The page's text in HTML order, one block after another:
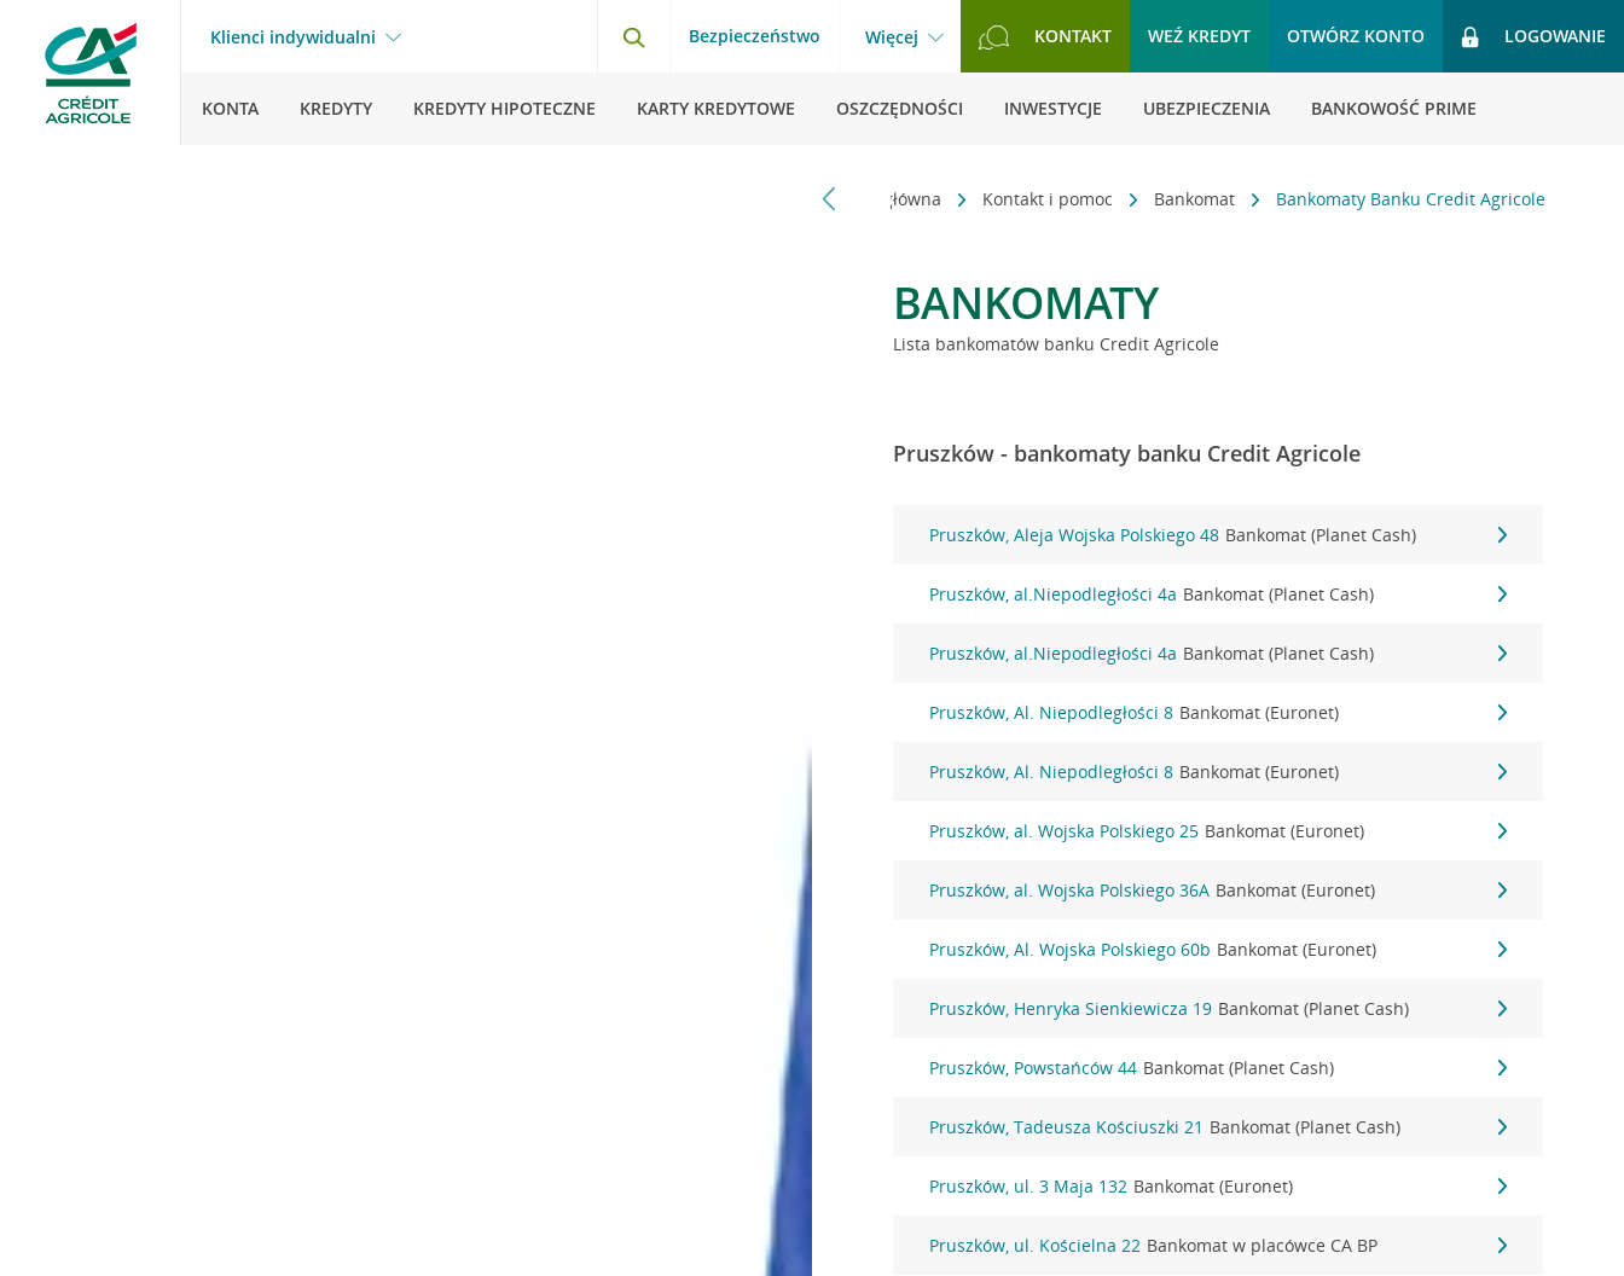
Klienci indywidualni Bezpieczeństwo Więcej KONTAKT WEŹ KREDYT OTWÓRZ KONTO LOGOWANIE
KONTA KREDYTY KREDYTY HIPOTECZNE KARTY KREDYTOWE OSZCZĘDNOŚCI INWESTYCJE UBEZPIECZENIA BANKOWOŚĆ PRIME
Strona główna Kontakt i pomoc Bankomat Bankomaty Banku Credit Agricole
BANKOMATY
Lista bankomatów banku Credit Agricole
Pruszków - bankomaty banku Credit Agricole
Pruszków, Aleja Wojska Polskiego 48 Bankomat (Planet Cash)
Pruszków, al.Niepodległości 4a Bankomat (Planet Cash)
Pruszków, al.Niepodległości 4a Bankomat (Planet Cash)
Pruszków, Al. Niepodległości 8 Bankomat (Euronet)
Pruszków, Al. Niepodległości 8 Bankomat (Euronet)
Pruszków, al. Wojska Polskiego 25 Bankomat (Euronet)
Pruszków, al. Wojska Polskiego 36A Bankomat (Euronet)
Pruszków, Al. Wojska Polskiego 60b Bankomat (Euronet)
Pruszków, Henryka Sienkiewicza 19 Bankomat (Planet Cash)
Pruszków, Powstańców 44 Bankomat (Planet Cash)
Pruszków, Tadeusza Kościuszki 21 Bankomat (Planet Cash)
Pruszków, ul. 3 Maja 132 Bankomat (Euronet)
Pruszków, ul. Kościelna 22 Bankomat w placówce CA BP